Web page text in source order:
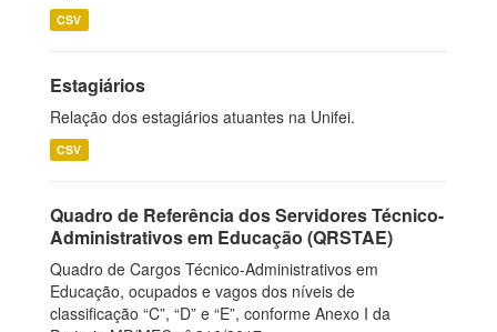
CSV
Estagiários
Relação dos estagiários atuantes na Unifei.
CSV
Quadro de Referência dos Servidores Técnico-
Administrativos em Educação (QRSTAE)
Quadro de Cargos Técnico-Administrativos em
Educação, ocupados e vagos dos níveis de
classificação “C”, “D” e “E”, conforme Anexo I da